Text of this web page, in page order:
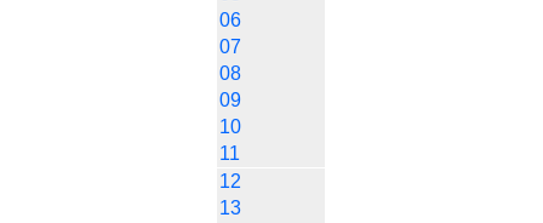
06
07
08
09
10
11
12
13